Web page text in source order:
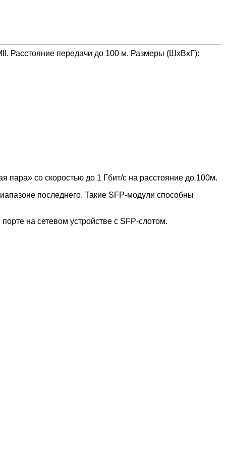
Расстояние передачи до 100 м. Размеры (ШхВхГ):
со скоростью до 1 Гбит/с на расстояние до 100м.
последнего. Такие SFP-модули способны
на сетевом устройстве с SFP-слотом.